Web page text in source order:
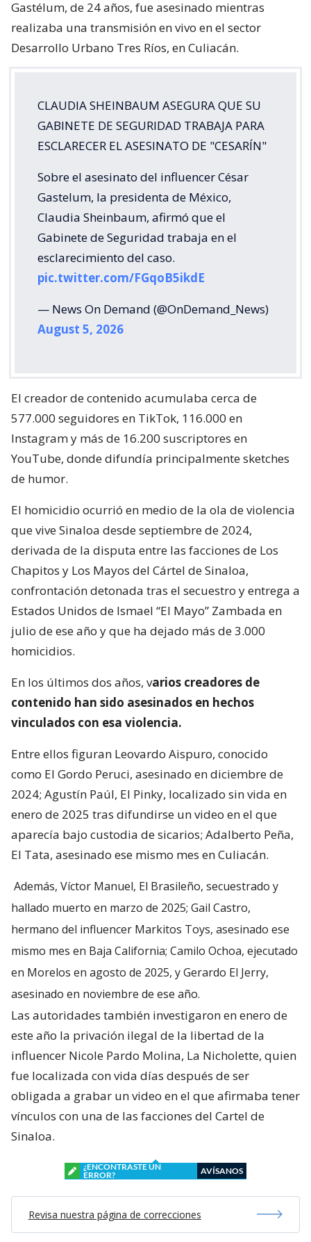
Gastélum, de 24 años, fue asesinado mientras
realizaba una transmisión en vivo en el sector
Desarrollo Urbano Tres Ríos, en Culiacán.
CLAUDIA SHEINBAUM ASEGURA QUE SU
GABINETE DE SEGURIDAD TRABAJA PARA
ESCLARECER EL ASESINATO DE "CESARÍN"
Sobre el asesinato del influencer César
Gastelum, la presidenta de México,
Claudia Sheinbaum, afirmó que el
Gabinete de Seguridad trabaja en el
esclarecimiento del caso.
pic.twitter.com/FGqoB5ikdE
— News On Demand (@OnDemand_News)
August 5, 2026
El creador de contenido acumulaba cerca de
577.000 seguidores en TikTok, 116.000 en
Instagram y más de 16.200 suscriptores en
YouTube, donde difundía principalmente sketches
de humor.
El homicidio ocurrió en medio de la ola de violencia
que vive Sinaloa desde septiembre de 2024,
derivada de la disputa entre las facciones de Los
Chapitos y Los Mayos del Cártel de Sinaloa,
confrontación detonada tras el secuestro y entrega a
Estados Unidos de Ismael “El Mayo” Zambada en
julio de ese año y que ha dejado más de 3.000
homicidios.
En los últimos dos años, varios creadores de
contenido han sido asesinados en hechos
vinculados con esa violencia.
Entre ellos figuran Leovardo Aispuro, conocido
como El Gordo Peruci, asesinado en diciembre de
2024; Agustín Paúl, El Pinky, localizado sin vida en
enero de 2025 tras difundirse un video en el que
aparecía bajo custodia de sicarios; Adalberto Peña,
El Tata, asesinado ese mismo mes en Culiacán.
Además, Víctor Manuel, El Brasileño, secuestrado y
hallado muerto en marzo de 2025; Gail Castro,
hermano del influencer Markitos Toys, asesinado ese
mismo mes en Baja California; Camilo Ochoa, ejecutado
en Morelos en agosto de 2025, y Gerardo El Jerry,
asesinado en noviembre de ese año.
Las autoridades también investigaron en enero de
este año la privación ilegal de la libertad de la
influencer Nicole Pardo Molina, La Nicholette, quien
fue localizada con vida días después de ser
obligada a grabar un video en el que afirmaba tener
vínculos con una de las facciones del Cartel de
Sinaloa.
¿ENCONTRASTE UN
ERROR?
AVÍSANOS
Revisa nuestra página de correcciones